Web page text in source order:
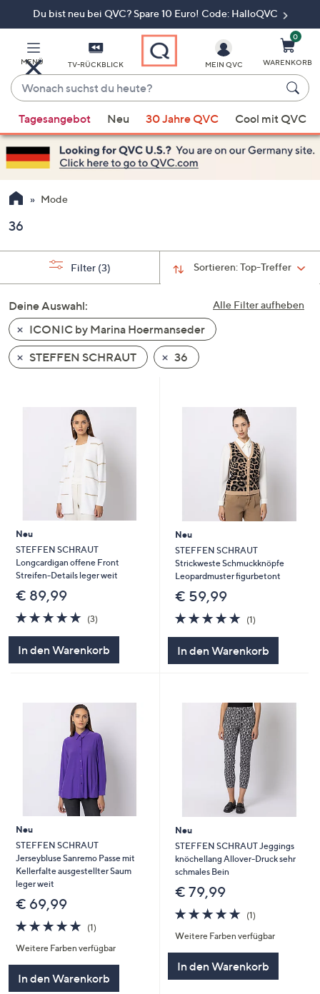
Du bist neu bei QVC? Spare 10 Euro! Code: HalloQVC
MENÜ TV-RÜCKBLICK
Wonach
suchst
du
heute?
Vorschläge
verfügbar
sind,
verwenden
Sie
Pfeiltasten
nach
und
nach
unten
oder
wischen
Sie
diese
anzuzeigen.
MEIN QVC
0
WARENKORB
Tagesangebot Neu 30 Jahre QVC Cool mit QVC
Mode
36
Sortieren:Top-Treffer
Filter (3)
Alle Filter aufheben
Deine Auswahl:
ICONIC by Marina Hoermanseder
STEFFEN SCHRAUT
36
Neu
STEFFEN SCHRAUT
Longcardigan offene Front
Streifen-Details leger weit
€ 89,99
5.0
von
(3)3
In den Warenkorb
Neu
STEFFEN SCHRAUT
Strickweste Schmuckknöpfe
Leopardmuster figurbetont
€ 59,99
5.0
von
(1)1
In den Warenkorb
Neu
STEFFEN SCHRAUT
Jerseybluse Sanremo Passe mit
Kellerfalte ausgestellter Saum
leger weit
€ 69,99
5.0
von
5
(1)1
Weitere Farben verfügbar
In den Warenkorb
Neu
STEFFEN SCHRAUT Jeggings
knöchellang Allover-Druck sehr
schmales Bein
€ 79,99
5.0
von
5
(1)1
Weitere Farben verfügbar
In den Warenkorb